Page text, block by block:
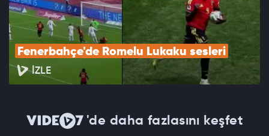
Fenerbahçe'de Romelu Lukaku sesleri
İZLE
'de daha fazlasını keşfet